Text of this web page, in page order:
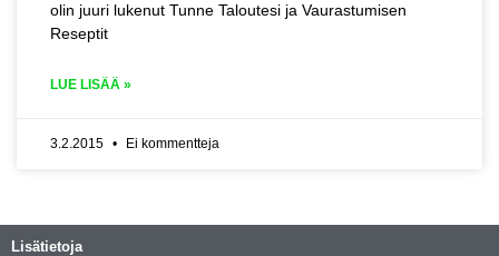
olin juuri lukenut Tunne Taloutesi ja Vaurastumisen
Reseptit
LUE LISÄÄ »
3.2.2015 Ei kommentteja
Lisätietoja